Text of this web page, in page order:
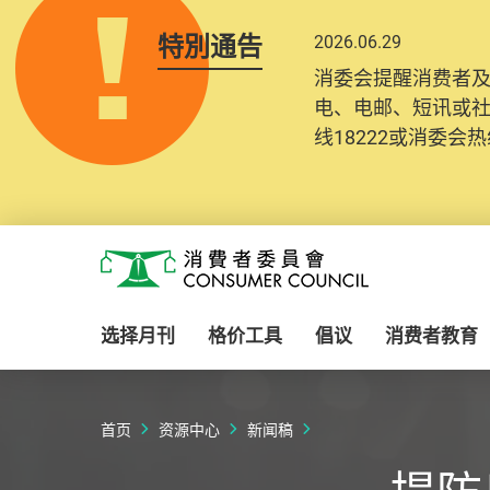
特別通告 2026.06.29
消委会提醒消费者
电、电邮、短讯或
线18222或消委会
消费者委员会
选择月刊 格价工具 倡议 消费者教育
首页 资源中心 新闻稿